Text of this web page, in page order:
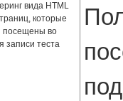
вида HTML
которые
посещены во
записи теста